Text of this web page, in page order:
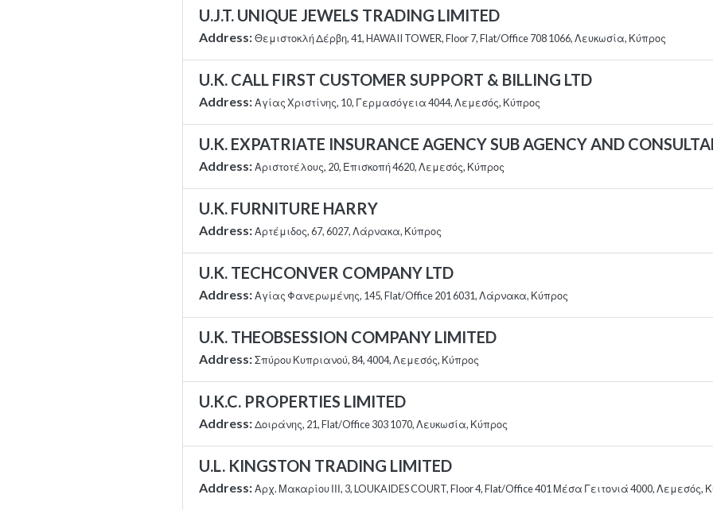
U.J.T. UNIQUE JEWELS TRADING LIMITED
Address:Θεμιστοκλή Δέρβη, 41, HAWAII TOWER, Floor 7, Flat/Office 708 1066, Λευκωσία, Κύπρος
U.K. CALL FIRST CUSTOMER SUPPORT & BILLING LTD
Address:Αγίας Χριστίνης, 10, Γερμασόγεια 4044, Λεμεσός, Κύπρος
U.K. EXPATRIATE INSURANCE AGENCY SUB AGENCY AND
Address:Αριστοτέλους, 20, Επισκοπή 4620, Λεμεσός, Κύπρος
U.K. FURNITURE HARRY
Address:Αρτέμιδος, 67, 6027, Λάρνακα, Κύπρος
U.K. TECHCONVER COMPANY LTD
Address:Αγίας Φανερωμένης, 145, Flat/Office 201 6031, Λάρνακα, Κύπρος
U.K. THEOBSESSION COMPANY LIMITED
Address:Σπύρου Κυπριανού, 84, 4004, Λεμεσός, Κύπρος
U.K.C. PROPERTIES LIMITED
Address:Δοιράνης, 21, Flat/Office 303 1070, Λευκωσία, Κύπρος
U.L. KINGSTON TRADING LIMITED
Address:Αρχ. Μακαρίου ΙΙΙ, 3, LOUKAIDES COURT, Floor 4, Flat/Office 401 Μέσα Γειτονιά 4000, Λεμεσός,